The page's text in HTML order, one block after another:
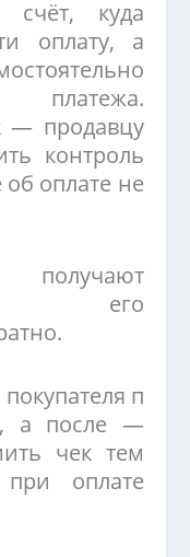
счёт, куда
оплату, а
— продавцу
контроль
об оплате не
получают
его
п
а после —
чек тем
оплате